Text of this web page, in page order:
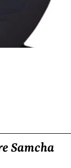
Samcha